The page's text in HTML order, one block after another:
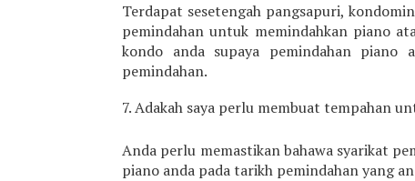
Terdapat sesetengah pangsapuri,
pemindahan untuk memindahkan piano
kondo anda supaya pemindahan piano
pemindahan.
Adakah saya perlu membuat tempahan
Anda perlu memastikan bahawa syarikat
piano anda pada tarikh pemindahan yang